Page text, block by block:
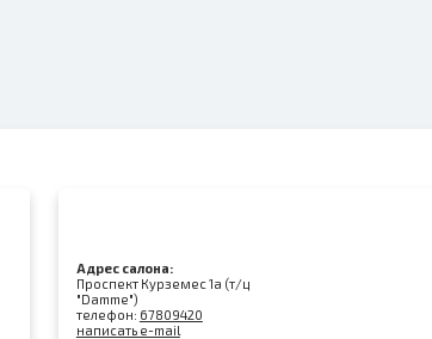
Адрес салона:
Проспект Курземес 1а (т/ц
"Damme")
телефон: 67809420
написать e-mail